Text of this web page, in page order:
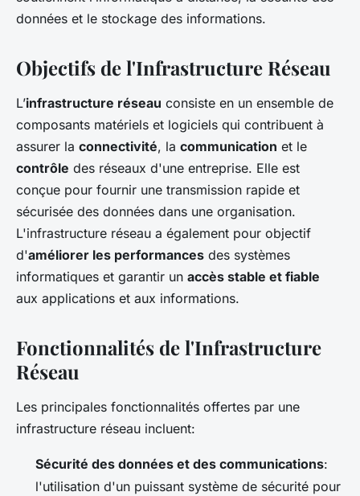
données et le stockage des informations.
Objectifs de l'Infrastructure Réseau
L’infrastructure réseau consiste en un ensemble de
composants matériels et logiciels qui contribuent à
assurer la connectivité, la communication et le
contrôle des réseaux d'une entreprise. Elle est
conçue pour fournir une transmission rapide et
sécurisée des données dans une organisation.
L'infrastructure réseau a également pour objectif
d'améliorer les performances des systèmes
informatiques et garantir un accès stable et fiable
aux applications et aux informations.
Fonctionnalités de l'Infrastructure
Réseau
Les principales fonctionnalités offertes par une
infrastructure réseau incluent:
Sécurité des données et des communications:
l'utilisation d'un puissant système de sécurité pour